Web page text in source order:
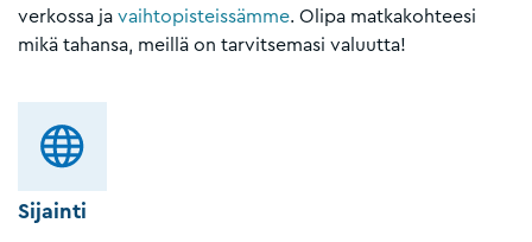
verkossa ja vaihtopisteissämme. Olipa matkakohteesi
mikä tahansa, meillä on tarvitsemasi valuutta!
Sijainti